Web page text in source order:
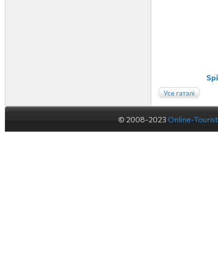
Усе гатэлі
© 2008-2023 Online-